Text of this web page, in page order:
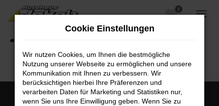
Zum
Hauptinhalt
0
Cookie Einstellungen
Wir nutzen Cookies, um Ihnen die bestmögliche
Nutzung unserer Webseite zu ermöglichen und unsere
Kommunikation mit Ihnen zu verbessern. Wir
berücksichtigen hierbei Ihre Präferenzen und
verarbeiten Daten für Marketing und Statistiken nur,
wenn Sie uns Ihre Einwilligung geben. Wenn Sie zu